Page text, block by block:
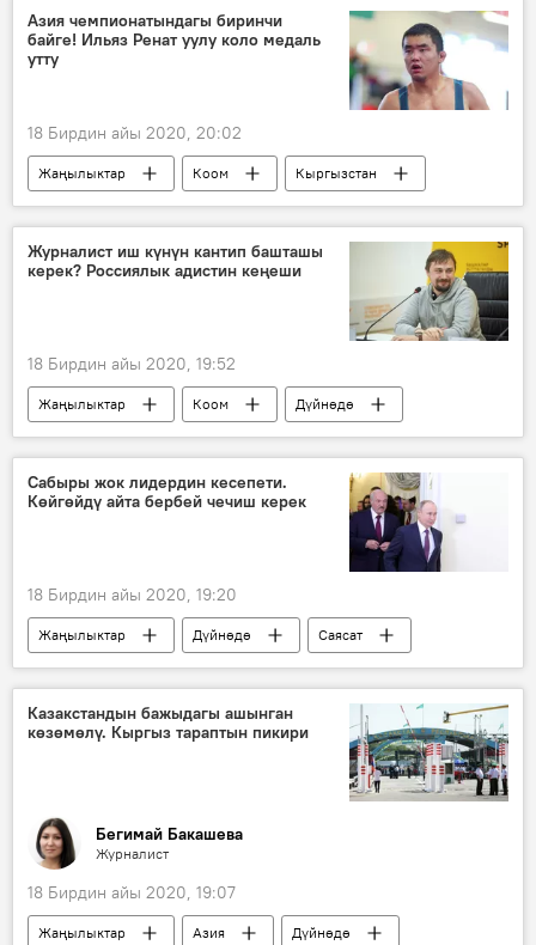
Азия чемпионатындагы биринчи
байге! Ильяз Ренат уулу коло медаль
утту
18 Бирдин айы 2020, 20:02
Жаңылыктар Коом
Кыргызстан
Спорт
Индия
Азия чемпионаты
медаль
коло балбан
Журналист иш күнүн кантип башташы
керек? Россиялык адистин кеңеши
18 Бирдин айы 2020, 19:52
Жаңылыктар Коом
Дүйнөдө
Кыргызстан
Маалымат борбор
журналист
мастер-класс
Спорт
Россия
Сабыры жок лидердин кесепети.
Көйгөйдү айта бербей чечиш керек
18 Бирдин айы 2020, 19:20
Жаңылыктар Дүйнөдө
Саясат
Түркия
АКШ
Сирия
Казакстандын бажыдагы ашынган
көзөмөлү. Кыргыз тараптын пикири
Бегимай Бакашева
Журналист
18 Бирдин айы 2020, 19:07
Жаңылыктар Азия Дүйнөдө